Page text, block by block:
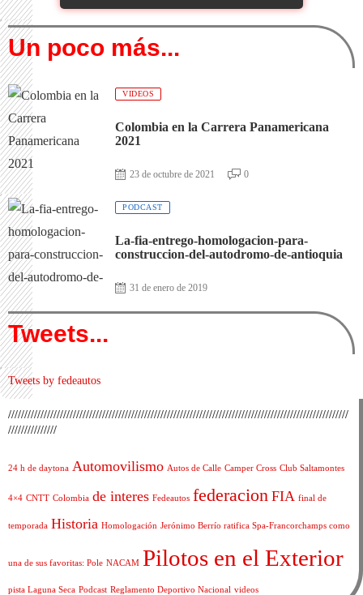
Un poco más...
VIDEOS
Colombia en la Carrera Panamericana
2021
23 de octubre de 2021 0
PODCAST
La-fia-entrego-homologacion-para-
construccion-del-autodromo-de-antioquia
31 de enero de 2019
Tweets...
Tweets by fedeautos
/////////////////////////////////////////////////////////////////////////////////////////////////////////
///////////////
24 h de daytona Automovilismo Autos de Calle Camper Cross Club Saltamontes
4×4 CNTT Colombia de interes Fedeautos federacion FIA final de
temporada Historia Homologación Jerónimo Berrío ratifica Spa-Francorchamps como
una de sus favoritas: Pole NACAM Pilotos en el Exterior
pista Laguna Seca Podcast Reglamento Deportivo Nacional videos